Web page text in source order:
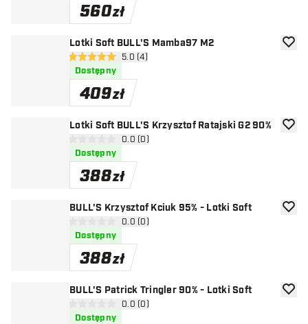
560zł
Lotki Soft BULL'S Mamba97 M2
otwórz panel recenzji
5 gwiazdki oceny5.0 (4)
Dostępny
409zł
Lotki Soft BULL'S Krzysztof Ratajski G2 90%
otwórz panel recenzji
0 gwiazdki oceny0.0 (0)
Dostępny
388zł
BULL'S Krzysztof Kciuk 95% - Lotki Soft
otwórz panel recenzji
0 gwiazdki oceny0.0 (0)
Dostępny
388zł
BULL'S Patrick Tringler 90% - Lotki Soft
otwórz panel recenzji
0 gwiazdki oceny0.0 (0)
Dostępny